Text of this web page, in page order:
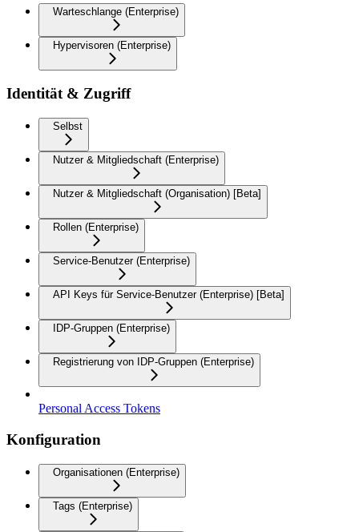
Warteschlange (Enterprise)
Hypervisoren (Enterprise)
Identität & Zugriff
Selbst
Nutzer & Mitgliedschaft (Enterprise)
Nutzer & Mitgliedschaft (Organisation) [Beta]
Rollen (Enterprise)
Service-Benutzer (Enterprise)
API Keys für Service-Benutzer (Enterprise) [Beta]
IDP-Gruppen (Enterprise)
Registrierung von IDP-Gruppen (Enterprise)
Personal Access Tokens
Konfiguration
Organisationen (Enterprise)
Tags (Enterprise)